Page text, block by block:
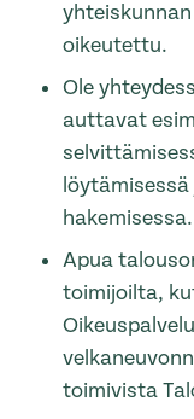
oikeutettu.
Ole
auttavat
hakemisessa.
Apua
toimijoilta,
toimivista